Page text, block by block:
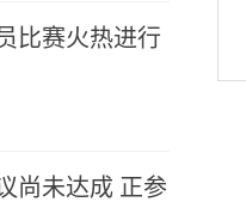
比赛火热进行
尚未达成 正参